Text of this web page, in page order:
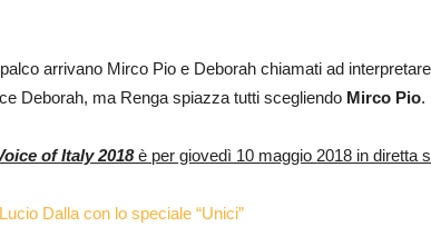
arrivano Mirco Pio e Deborah chiamati ad interpretare
Deborah, ma Renga spiazza tutti scegliendo Mirco Pio.
of Italy 2018è per giovedì 10 maggio 2018 in diretta
Dalla con lo speciale “Unici”